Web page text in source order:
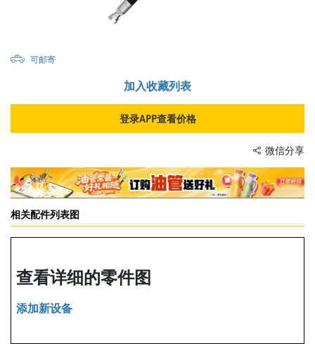
可邮寄
加入收藏列表
登录APP查看价格
微信分享
相关配件列表图
查看详细的零件图
添加新设备